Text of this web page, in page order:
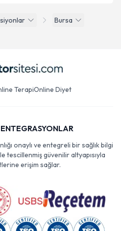
Bursa
TerapiOnline Diyet
onaylı ve entegreli bir sağlık bilgi
tescillenmiş güvenilir altyapısıyla
erişim sağlar.